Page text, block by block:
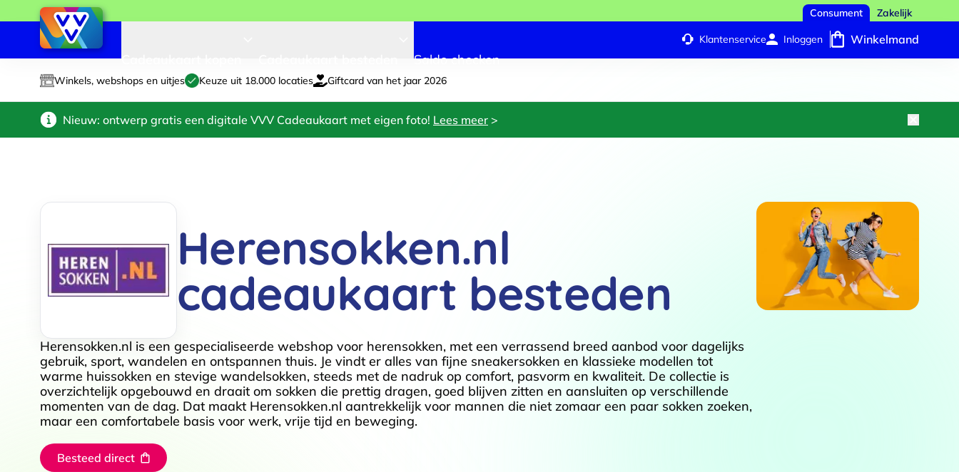
Consument Zakelijk
Saldo checken
Klantenservice Inloggen Winkelmand
Winkels, webshops en uitjes Keuze uit 18.000 locaties Giftcard van het jaar 2026
Nieuw: ontwerp gratis een digitale VVV Cadeaukaart met eigen foto! Lees meer >
Herensokken.nl
cadeaukaart besteden
Herensokken.nl is een gespecialiseerde webshop voor herensokken, met een verrassend breed aanbod voor dagelijks
gebruik, sport, wandelen en ontspannen thuis. Je vindt er alles van fijne sneakersokken en klassieke modellen tot
warme huissokken en stevige wandelsokken, steeds met de nadruk op comfort, pasvorm en kwaliteit. De collectie is
overzichtelijk opgebouwd en draait om sokken die prettig dragen, goed blijven zitten en aansluiten op verschillende
momenten van de dag. Dat maakt Herensokken.nl aantrekkelijk voor mannen die niet zomaar een paar sokken zoeken,
maar een comfortabele basis voor werk, vrije tijd en beweging.
Besteed direct